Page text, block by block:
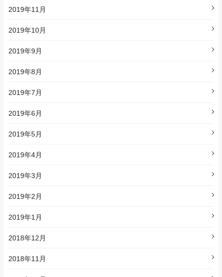
2019年11月
2019年10月
2019年9月
2019年8月
2019年7月
2019年6月
2019年5月
2019年4月
2019年3月
2019年2月
2019年1月
2018年12月
2018年11月